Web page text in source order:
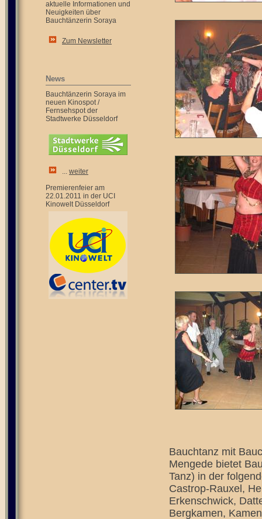
aktuelle Informationen und
Neuigkeiten über
Bauchtänzerin Soraya
Zum Newsletter
News
Bauchtänzerin Soraya im
neuen Kinospot /
Fernsehspot der
Stadtwerke Düsseldorf
... weiter
Premierenfeier am
22.01.2011 in der UCI
Kinowelt Düsseldorf
Bauchtanz mit
Mengede bietet
Tanz) in der
Castrop-Rauxel,
Erkenschwick,
Bergkamen,